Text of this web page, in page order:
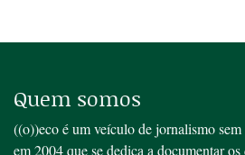
Quem somos
((o))eco é um veículo de jornalismo
em 2004 que se dedica a documentar os